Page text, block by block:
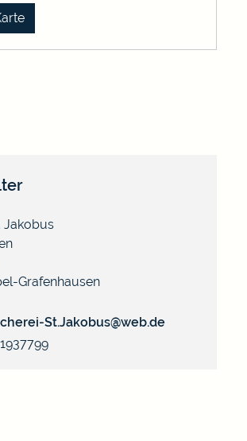
Jakobus
Grafenhausen
St.Jakobus@web.de
937799